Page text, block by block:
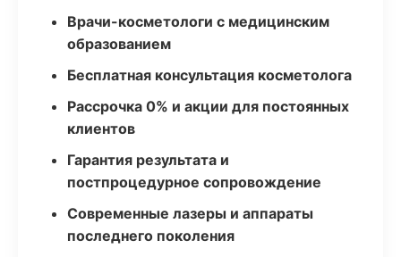
Врачи-косметологи с медицинским
образованием
Бесплатная консультация косметолога
Рассрочка 0% и акции для постоянных
клиентов
Гарантия результата и
постпроцедурное сопровождение
Современные лазеры и аппараты
последнего поколения